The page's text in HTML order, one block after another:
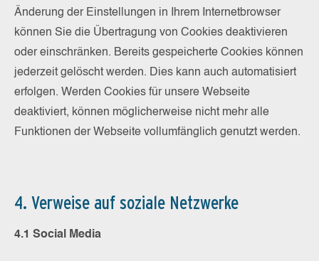
Änderung der Einstellungen in Ihrem Internetbrowser
können Sie die Übertragung von Cookies deaktivieren
oder einschränken. Bereits gespeicherte Cookies können
jederzeit gelöscht werden. Dies kann auch automatisiert
erfolgen. Werden Cookies für unsere Webseite
deaktiviert, können möglicherweise nicht mehr alle
Funktionen der Webseite vollumfänglich genutzt werden.
4. Verweise auf soziale Netzwerke
4.1 Social Media